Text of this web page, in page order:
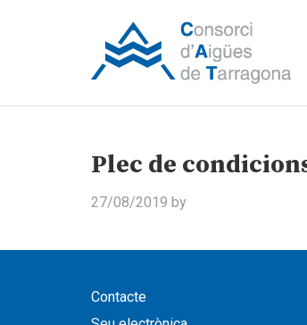
Plec de
27/08/2019 by
Contacte